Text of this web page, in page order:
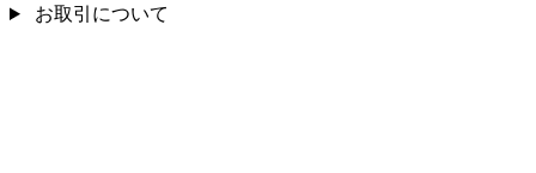
お取引について